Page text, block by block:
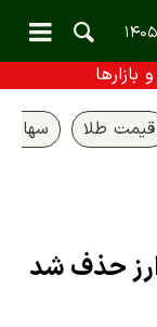
قیمت طلا سهام
حذف شد